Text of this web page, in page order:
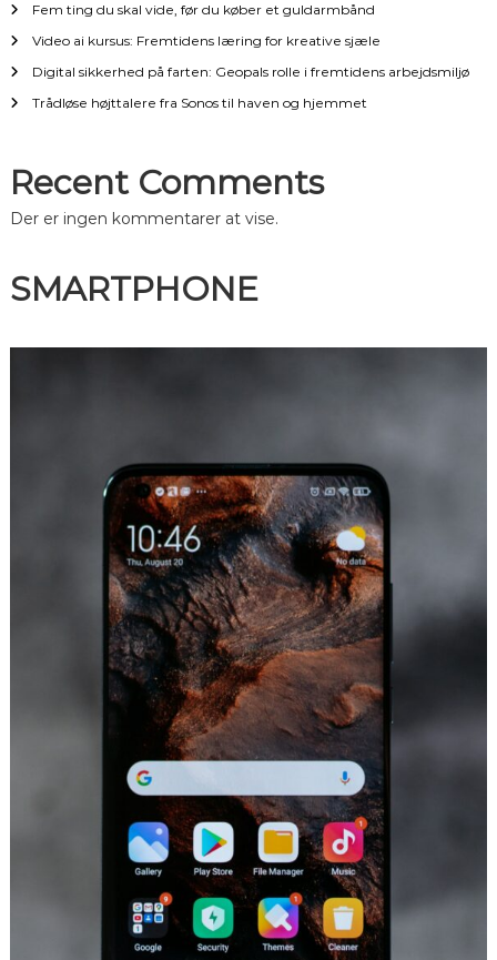
l
æ
Fem ting du skal vide, før du køber et guldarmbånd
Video ai kursus: Fremtidens læring for kreative sjæle
Digital sikkerhed på farten: Geopals rolle i fremtidens arbejdsmiljø
Trådløse højttalere fra Sonos til haven og hjemmet
Recent Comments
Der er ingen kommentarer at vise.
SMARTPHONE